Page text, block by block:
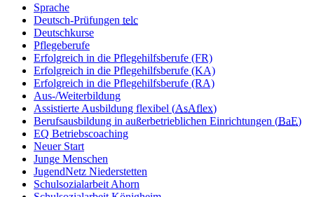
Sprache
Deutsch-Prüfungen telc
Deutschkurse
Pflegeberufe
Erfolgreich in die Pflegehilfsberufe (FR)
Erfolgreich in die Pflegehilfsberufe (KA)
Erfolgreich in die Pflegehilfsberufe (RA)
Aus-/Weiterbildung
Assistierte Ausbildung flexibel (AsAflex)
Berufsausbildung in außerbetrieblichen Einrichtungen (BaE)
EQ Betriebscoaching
Neuer Start
Junge Menschen
JugendNetz Niederstetten
Schulsozialarbeit Ahorn